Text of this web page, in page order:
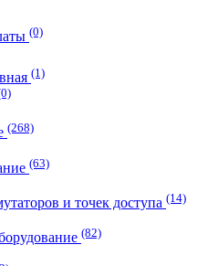
(0)
(1)
(268)
(63)
и точек доступа (14)
(82)